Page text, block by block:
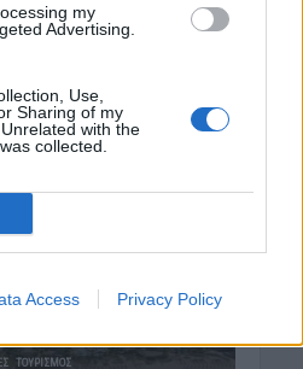
my
Advertising.
Use,
Sharing of my
with the
collected.
Access Privacy Policy